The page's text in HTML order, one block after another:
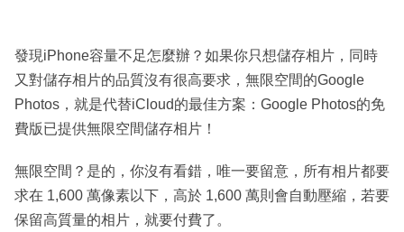
發現iPhone容量不足怎麼辦？如果你只想儲存相片，同時
又對儲存相片的品質沒有很高要求，無限空間的Google
Photos，就是代替iCloud的最佳方案：Google Photos的免
費版已提供無限空間儲存相片！
無限空間？是的，你沒有看錯，唯一要留意，所有相片都要
求在 1,600 萬像素以下，高於 1,600 萬則會自動壓縮，若要
保留高質量的相片，就要付費了。